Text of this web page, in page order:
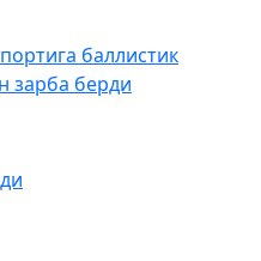
баллистик
зарба берди